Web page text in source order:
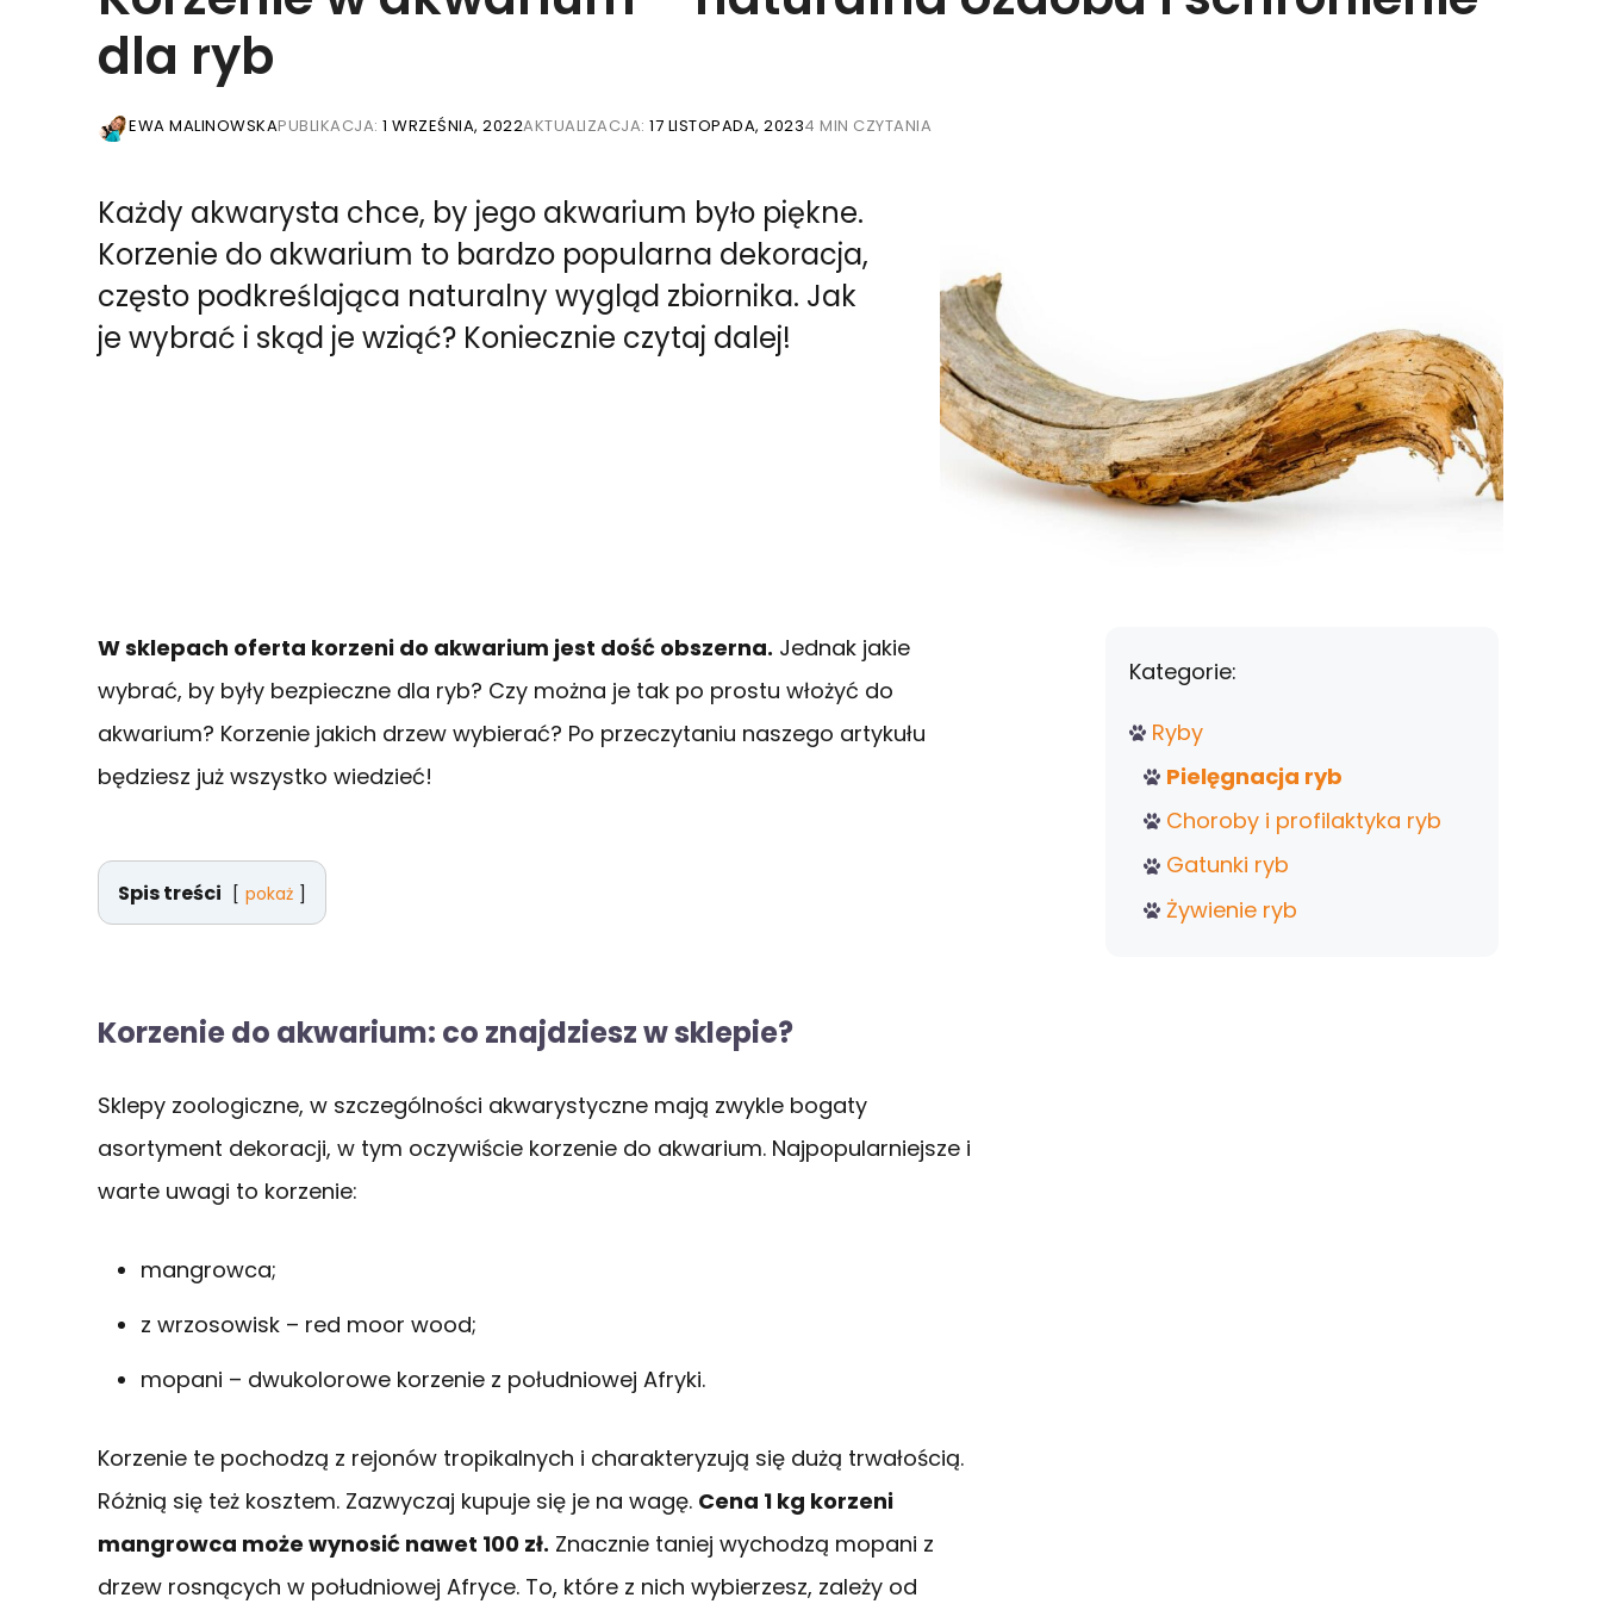
dla ryb
EWA MALINOWSKAPUBLIKACJA: 1 WRZEŚNIA, 2022AKTUALIZACJA: 17 LISTOPADA, 20234 MIN CZYTANIA
Każdy akwarysta chce, by jego akwarium było piękne.
Korzenie do akwarium to bardzo popularna dekoracja,
często podkreślająca naturalny wygląd zbiornika. Jak
je wybrać i skąd je wziąć? Koniecznie czytaj dalej!
W sklepach oferta korzeni do akwarium jest dość obszerna. Jednak jakie
wybrać, by były bezpieczne dla ryb? Czy można je tak po prostu włożyć do
akwarium? Korzenie jakich drzew wybierać? Po przeczytaniu naszego artykułu
będziesz już wszystko wiedzieć!
Spis treści pokaż
Korzenie do akwarium: co znajdziesz w sklepie?
Sklepy zoologiczne, w szczególności akwarystyczne mają zwykle bogaty
asortyment dekoracji, w tym oczywiście korzenie do akwarium. Najpopularniejsze i
warte uwagi to korzenie:
mangrowca;
z wrzosowisk – red moor wood;
mopani – dwukolorowe korzenie z południowej Afryki.
Korzenie te pochodzą z rejonów tropikalnych i charakteryzują się dużą trwałością.
Różnią się też kosztem. Zazwyczaj kupuje się je na wagę. Cena 1 kg korzeni
mangrowca może wynosić nawet 100 zł. Znacznie taniej wychodzą mopani z
drzew rosnących w południowej Afryce. To, które z nich wybierzesz, zależy od
Kategorie:
Ryby
Pielęgnacja ryb
Choroby i profilaktyka ryb
Gatunki ryb
Żywienie ryb